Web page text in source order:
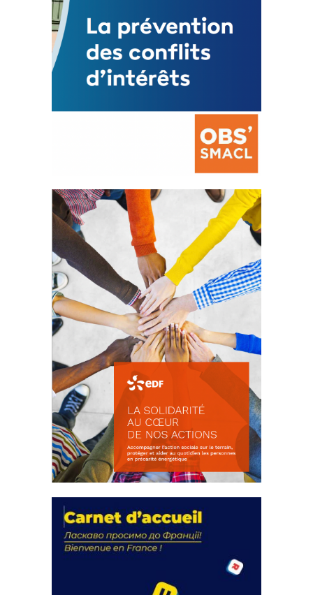
La prévention des conflits
d’intérêts
18 septembre 2023
FEUILLETER
actions
18 septembre 2023
FEUILLETER